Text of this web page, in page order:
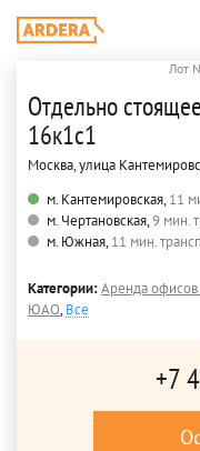
Лот
Отдельно
16к1с1
Москва, улица
м. Кантемировская,11
м. Чертановская,9 мин.
м. Южная,11 мин.
Категории:Аренда
ЮАО,Все
+7